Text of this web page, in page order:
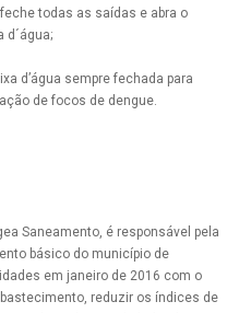
todas as saídas e abra o
d´água;
d’água sempre fechada para
de focos de dengue.
Saneamento, é responsável pela
básico do município de
em janeiro de 2016 com o
reduzir os índices de